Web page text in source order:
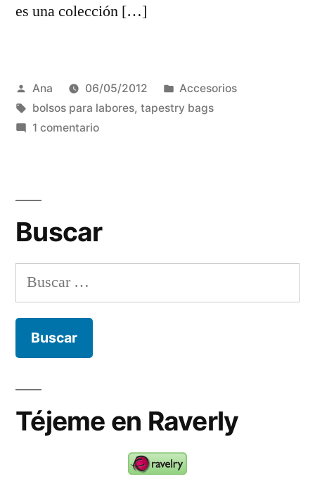
es una colección […]
Publicada
por
Ana 06/05/2012
Publicada
en
Accesorios
Etiquetas:
bolsos para labores, tapestry bags
1 comentarioen
Buscar
Buscar:
Téjeme en Raverly